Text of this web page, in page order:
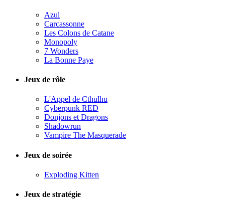
Azul
Carcassonne
Les Colons de Catane
Monopoly
7 Wonders
La Bonne Paye
Jeux de rôle
L'Appel de Cthulhu
Cyberpunk RED
Donjons et Dragons
Shadowrun
Vampire The Masquerade
Jeux de soirée
Exploding Kitten
Jeux de stratégie